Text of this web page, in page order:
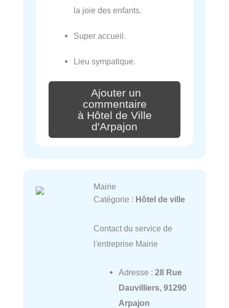
la joie des enfants.
Super accueil.
Lieu sympatique.
Ajouter un
commentaire
à Hôtel de Ville
d'Arpajon
Mairie
Catégorie : Hôtel de ville
Contact du service de
l'entreprise Mairie
Adresse : 28 Rue
Dauvilliers, 91290
Arpajon